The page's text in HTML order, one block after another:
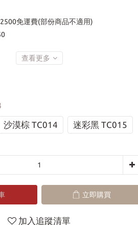
免運費(部份商品不適用)
查看更多
沙漠棕 TC014 迷彩黑 TC015
立即購買
加入追蹤清單